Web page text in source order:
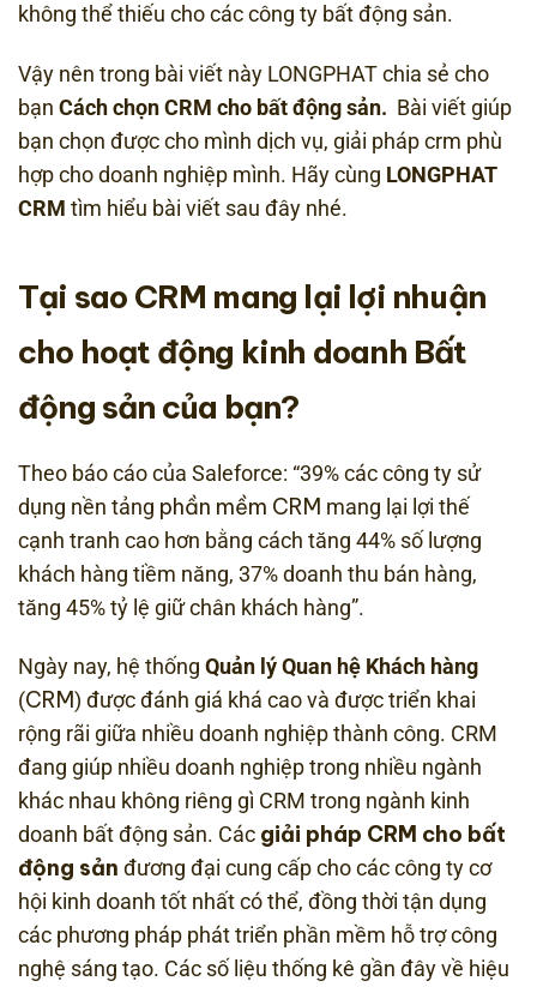
không thể thiếu cho các công ty bất động sản.
Vậy nên trong bài viết này LONGPHAT chia sẻ cho
bạn Cách chọn CRM cho bất động sản. Bài viết giúp
bạn chọn được cho mình dịch vụ, giải pháp crm phù
hợp cho doanh nghiệp mình. Hãy cùng LONGPHAT
CRM tìm hiểu bài viết sau đây nhé.
Tại sao CRM mang lại lợi nhuận
cho hoạt động kinh doanh Bất
động sản của bạn?
Theo báo cáo của Saleforce: “39% các công ty sử
dụng nền tảng phần mềm CRM mang lại lợi thế
cạnh tranh cao hơn bằng cách tăng 44% số lượng
khách hàng tiềm năng, 37% doanh thu bán hàng,
tăng 45% tỷ lệ giữ chân khách hàng”.
Ngày nay, hệ thống Quản lý Quan hệ Khách hàng
(CRM) được đánh giá khá cao và được triển khai
rộng rãi giữa nhiều doanh nghiệp thành công. CRM
đang giúp nhiều doanh nghiệp trong nhiều ngành
khác nhau không riêng gì CRM trong ngành kinh
doanh bất động sản. Các giải pháp CRM cho bất
động sản đương đại cung cấp cho các công ty cơ
hội kinh doanh tốt nhất có thể, đồng thời tận dụng
các phương pháp phát triển phần mềm hỗ trợ công
nghệ sáng tạo. Các số liệu thống kê gần đây về hiệu